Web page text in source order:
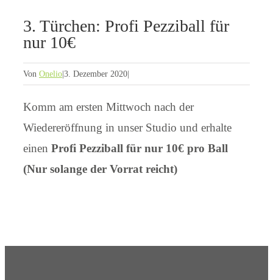
3. Türchen: Profi Pezziball für
nur 10€
Von Onelio 3. Dezember 2020
Komm am ersten Mittwoch nach der
Wiedereröffnung in unser Studio und erhalte
einen Profi Pezziball für nur 10€ pro Ball
(Nur solange der Vorrat reicht)